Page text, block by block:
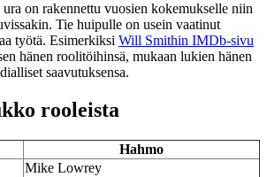
on rakennettu vuosien kokemukselle niin
Tie huipulle on usein vaatinut
työtä. Esimerkiksi Will Smithin IMDb-sivu
hänen roolitöihinsä, mukaan lukien hänen
saavutuksensa.
rooleista
Hahmo
Mike Lowrey